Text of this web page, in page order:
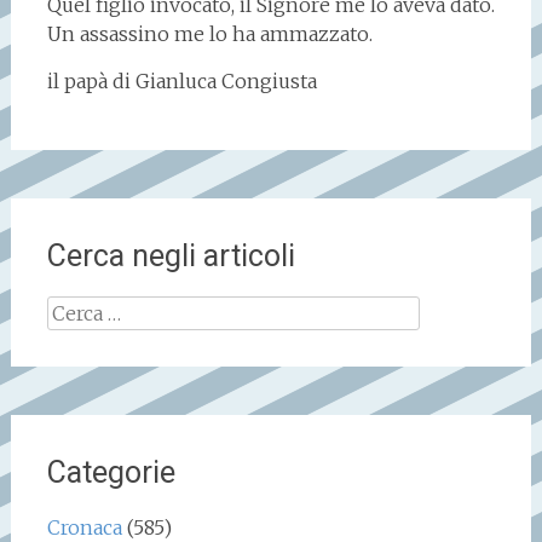
Un assassino me lo ha ammazzato.
il papà di Gianluca Congiusta
Cerca negli articoli
Ricerca
per:
Categorie
Cronaca (585)